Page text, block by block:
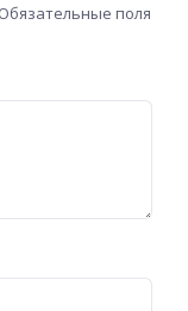
Обязательные поля